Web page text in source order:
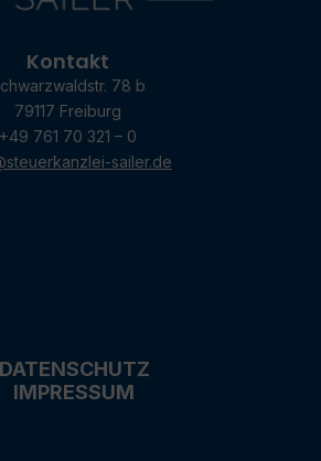
Kontakt
78 b
79117 Freiburg
+49 761 70 321 – 0
sailer.de
DATENSCHUTZ
IMPRESSUM